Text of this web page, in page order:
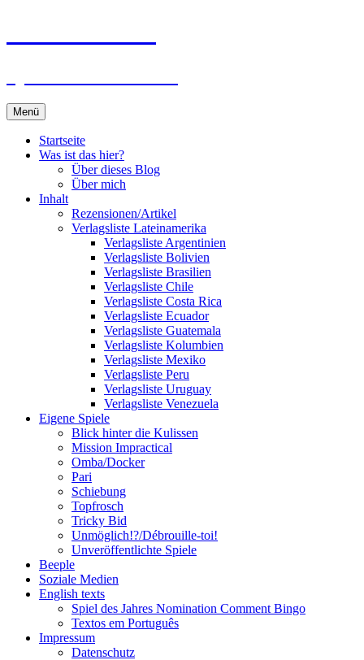
Menü
Startseite
Was ist das hier?
Über dieses Blog
Über mich
Inhalt
Rezensionen/Artikel
Verlagsliste Lateinamerika
Verlagsliste Argentinien
Verlagsliste Bolivien
Verlagsliste Brasilien
Verlagsliste Chile
Verlagsliste Costa Rica
Verlagsliste Ecuador
Verlagsliste Guatemala
Verlagsliste Kolumbien
Verlagsliste Mexiko
Verlagsliste Peru
Verlagsliste Uruguay
Verlagsliste Venezuela
Eigene Spiele
Blick hinter die Kulissen
Mission Impractical
Omba/Docker
Pari
Schiebung
Topfrosch
Tricky Bid
Unmöglich!?/Débrouille-toi!
Unveröffentlichte Spiele
Beeple
Soziale Medien
English texts
Spiel des Jahres Nomination Comment Bingo
Textos em Português
Impressum
Datenschutz